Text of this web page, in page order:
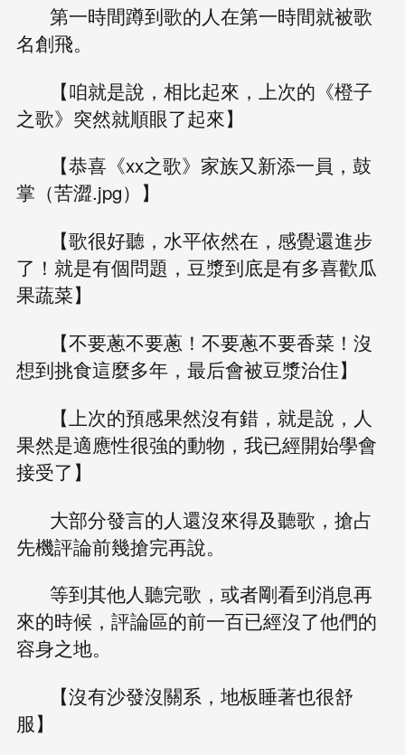
第一時間蹲到歌的人在第一時間就被歌
名創飛。
【咱就是說，相比起來，上次的《橙子
之歌》突然就順眼了起來】
【恭喜《xx之歌》家族又新添一員，鼓
掌（苦澀.jpg）】
【歌很好聽，水平依然在，感覺還進步
了！就是有個問題，豆漿到底是有多喜歡瓜
果蔬菜】
【不要蔥不要蔥！不要蔥不要香菜！沒
想到挑食這麼多年，最后會被豆漿治住】
【上次的預感果然沒有錯，就是說，人
果然是適應性很強的動物，我已經開始學會
接受了】
大部分發言的人還沒來得及聽歌，搶占
先機評論前幾搶完再說。
等到其他人聽完歌，或者剛看到消息再
來的時候，評論區的前一百已經沒了他們的
容身之地。
【沒有沙發沒關系，地板睡著也很舒
服】